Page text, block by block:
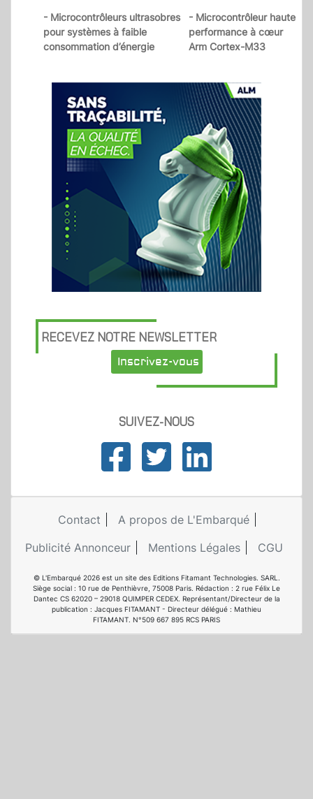
- Microcontrôleurs ultrasobres
pour systèmes à faible
consommation d’énergie
- Microcontrôleur haute
performance à cœur
Arm Cortex-M33
RECEVEZ NOTRE NEWSLETTER
Inscrivez-vous
SUIVEZ-NOUS
Contact
A propos de L'Embarqué
Publicité Annonceur
Mentions Légales CGU
© L'Embarqué 2026 est un site des Editions Fitamant Technologies. SARL.
Siège social : 10 rue de Penthièvre, 75008 Paris. Rédaction : 2 rue Félix Le
Dantec CS 62020 – 29018 QUIMPER CEDEX. Représentant/Directeur de la
publication : Jacques FITAMANT - Directeur délégué : Mathieu
FITAMANT. N°509 667 895 RCS PARIS